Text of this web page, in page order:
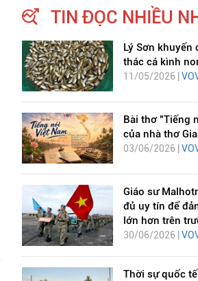
TIN ĐỌC NHIỀU
Lý Sơn khuyến
thác cá kình
11/05/2026 |
Bài thơ "Tiếng
của nhà thơ
03/06/2026 |
Giáo sư
đủ uy tín để
lớn hơn trên
30/06/2026 |
Thời sự quốc